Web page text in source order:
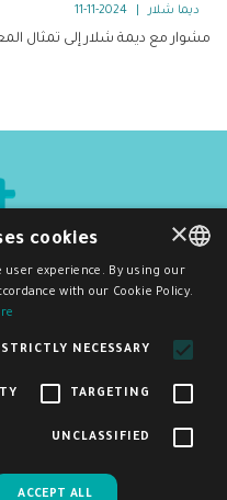
ديما شلار 2024-11-11
مشوار مع ديمة شلار إلى تمثال
سياسة
اشترك
تم إنشاء هذا الموقع وصيانته بدعم
ساعدنا على تحسين
ENGLISH
×
cookies
user experience. By using our
with our Cookie Policy.
STRICTLY NECESSARY
TARGETING
UNCLASSIFIED
ACCEPT ALL